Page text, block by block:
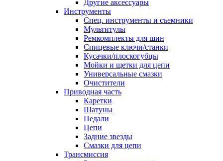
Другие аксессуары
Инструменты
Спец. инструменты и съемники
Мультитулы
Ремкомплекты для шин
Спицевые ключи/станки
Кусачки/плоскогубцы
Мойки и щетки для цепи
Универсальные смазки
Очистители
Приводная часть
Каретки
Шатуны
Педали
Цепи
Задние звезды
Смазки для цепи
Трансмиссия